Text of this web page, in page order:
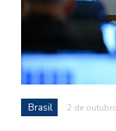
Brasil 2 de